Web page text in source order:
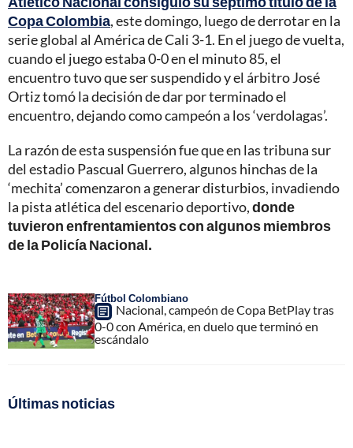
Copa Colombia, este domingo, luego de derrotar en la
serie global al América de Cali 3-1. En el juego de vuelta,
cuando el juego estaba 0-0 en el minuto 85, el
encuentro tuvo que ser suspendido y el árbitro José
Ortiz tomó la decisión de dar por terminado el
encuentro, dejando como campeón a los ‘verdolagas’.
La razón de esta suspensión fue que en las tribuna sur
del estadio Pascual Guerrero, algunos hinchas de la
‘mechita’ comenzaron a generar disturbios, invadiendo
la pista atlética del escenario deportivo,donde
tuvieron enfrentamientos con algunos miembros
de la Policía Nacional.
Fútbol Colombiano
Nacional, campeón de Copa BetPlay tras
0-0 con América, en duelo que terminó en
escándalo
Últimas noticias